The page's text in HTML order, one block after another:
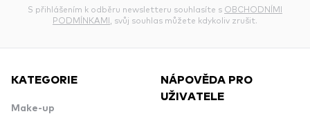
S přihlášením k odběru newsletteru souhlasíte s OBCHODNÍMI
PODMÍNKAMI , svůj souhlas můžete kdykoliv zrušit.
KATEGORIE
Make-up
NÁPOVĚDA PRO
UŽIVATELE